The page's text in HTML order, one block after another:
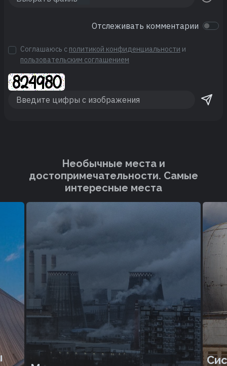
Отслеживать комментарии
Соглашаюсь с политикой конфиденциальности и
пользовательским соглашением
Необычные места и
достопримечательности. Cамые
интересные места